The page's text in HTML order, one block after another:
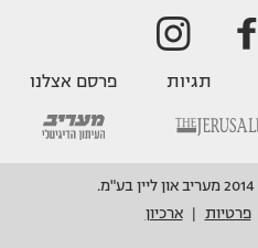
תגיות פרסם אצלנו
פרטיות ארכיון